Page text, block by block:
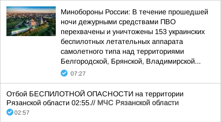
Минобороны России: В течение прошедшей
ночи дежурными средствами ПВО
перехвачены и уничтожены 153 украинских
беспилотных летательных аппарата
самолетного типа над территориями
Белгородской, Брянской, Владимирской...
07:27
Отбой БЕСПИЛОТНОЙ ОПАСНОСТИ на территории
Рязанской области 02:55.// МЧС Рязанской области
02:57